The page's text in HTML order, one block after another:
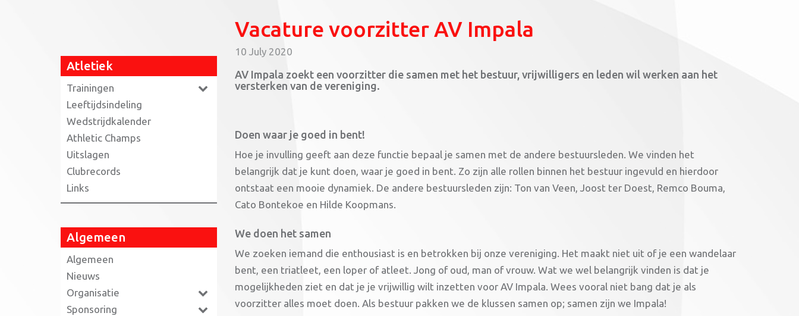
Atletiek
Trainingen
Leeftijdsindeling
Wedstrijdkalender
Athletic Champs
Uitslagen
Clubrecords
Links
Algemeen
Algemeen
Nieuws
Organisatie
Sponsoring
Vacature voorzitter AV Impala
10 July 2020
AV Impala zoekt een voorzitter die samen met het bestuur, vrijwilligers en leden wil werken aan het
versterken van de vereniging.
Doen waar je goed in bent!
Hoe je invulling geeft aan deze functie bepaal je samen met de andere bestuursleden. We vinden het
belangrijk dat je kunt doen, waar je goed in bent. Zo zijn alle rollen binnen het bestuur ingevuld en hierdoor
ontstaat een mooie dynamiek. De andere bestuursleden zijn: Ton van Veen, Joost ter Doest, Remco Bouma,
Cato Bontekoe en Hilde Koopmans.
We doen het samen
We zoeken iemand die enthousiast is en betrokken bij onze vereniging. Het maakt niet uit of je een wandelaar
bent, een triatleet, een loper of atleet. Jong of oud, man of vrouw. Wat we wel belangrijk vinden is dat je
mogelijkheden ziet en dat je je vrijwillig wilt inzetten voor AV Impala. Wees vooral niet bang dat je als
voorzitter alles moet doen. Als bestuur pakken we de klussen samen op; samen zijn we Impala!